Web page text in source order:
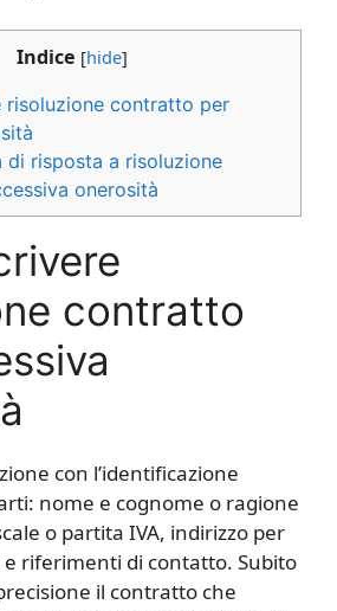
Indice [hide]
risoluzione contratto per
di risposta a risoluzione
onerosità​
contratto
con l’identificazione
nome e cognome o ragione
o partita IVA, indirizzo per
riferimenti di contatto. Subito
il contratto che